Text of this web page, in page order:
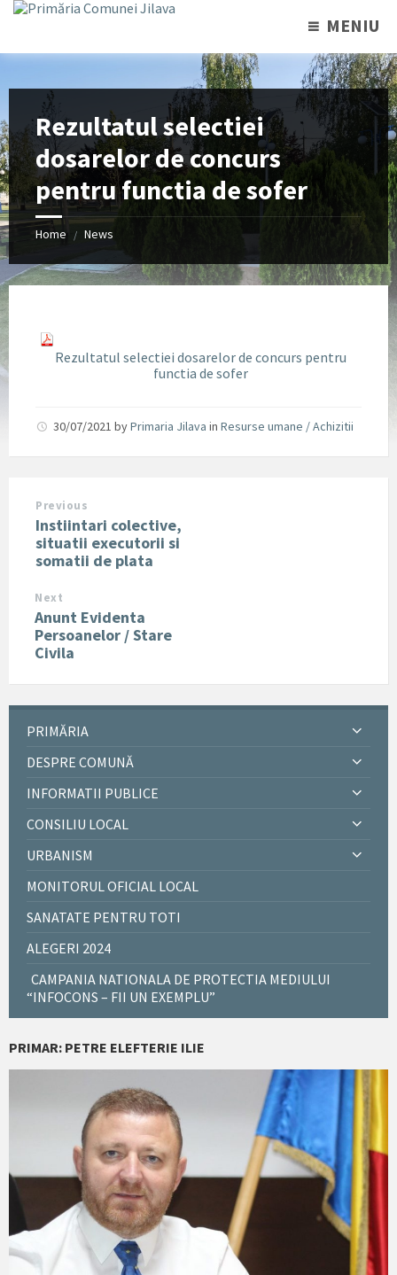
MENIU
Rezultatul selectiei
dosarelor de concurs
pentru functia de sofer
Home / News
Rezultatul selectiei dosarelor de concurs pentru
functia de sofer
30/07/2021 byPrimaria Jilava in Resurse umane / Achizitii
Previous
Instiintari colective,
situatii executorii si
somatii de plata
Next
Anunt Evidenta
Persoanelor / Stare
Civila
PRIMĂRIA
DESPRE COMUNĂ
INFORMATII PUBLICE
CONSILIU LOCAL
URBANISM
MONITORUL OFICIAL LOCAL
SANATATE PENTRU TOTI
ALEGERI 2024
CAMPANIA NATIONALA DE PROTECTIA MEDIULUI
“INFOCONS – FII UN EXEMPLU”
PRIMAR: PETRE ELEFTERIE ILIE